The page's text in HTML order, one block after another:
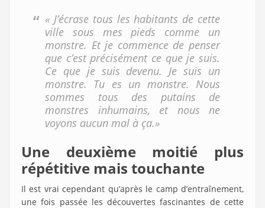
« J’écrase tous les habitants de cette
ville sous mes pieds comme un
monstre. Et je commence de penser
que c’est précisément ce que je suis.
Ce que je suis devenu. Je suis un
monstre. Tu es un monstre. Nous
sommes tous des putains de
monstres inhumains, et nous ne
voyons aucun mal à ça.»
Une deuxième moitié plus
répétitive mais touchante
Il est vrai cependant qu’après le camp d’entraînement,
une fois passée les découvertes fascinantes de cette